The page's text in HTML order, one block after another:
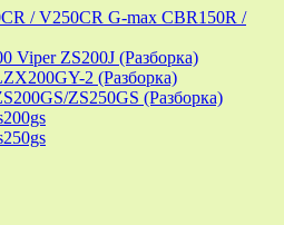
/ V250CR G-max CBR150R /
Viper ZS200J (Разборка)
2 (Разборка)
ZS250GS (Разборка)